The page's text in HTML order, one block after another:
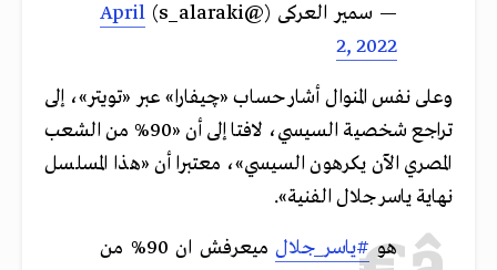
— سمير العركى (@s_alaraki)
April
2, 2022
وعلى نفس المنوال أشار حساب «چيفارا» عبر «تويتر»، إلى
تراجع شخصية السيسي، لافتا إلى أن «90% من الشعب
المصري الآن يكرهون السيسي»، معتبرا أن «هذا المسلسل
نهاية ياسر جلال الفنية».
هو#ياسر_جلال
ميعرفش ان 90% من